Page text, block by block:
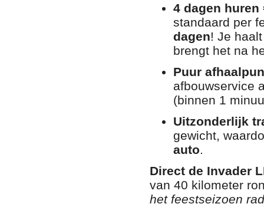
4 dagen huren
standaard per
dagen! Je
brengt het na
Puur
afbouwservice
(binnen 1
Uitzonderlijk
gewicht,
auto.
Direct de Invader
van 40 kilometer
het feestseizoen